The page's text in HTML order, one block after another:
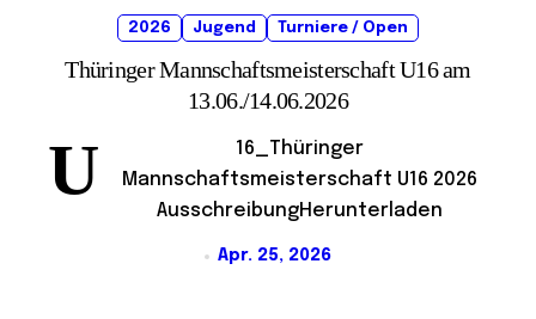
2026 Jugend Turniere / Open
Thüringer Mannschaftsmeisterschaft U16 am
13.06./14.06.2026
U
16_Thüringer
Mannschaftsmeisterschaft U16 2026
AusschreibungHerunterladen
Apr. 25, 2026